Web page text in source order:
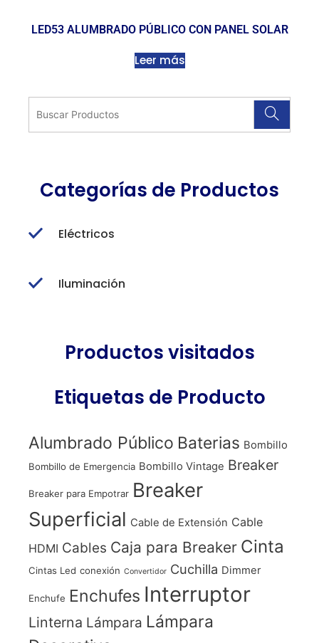
LED53 ALUMBRADO PÚBLICO CON PANEL SOLAR
Leer más
Categorías de Productos
Eléctricos
Iluminación
Productos visitados
Etiquetas de Producto
Alumbrado Público Baterias Bombillo
Bombillo de Emergencia Bombillo Vintage Breaker
Breaker para Empotrar Breaker
Superficial Cable de Extensión Cable
HDMI Cables Caja para Breaker Cinta
Cintas Led conexión Convertidor Cuchilla Dimmer
Enchufe Enchufes Interruptor
Linterna Lámpara Lámpara